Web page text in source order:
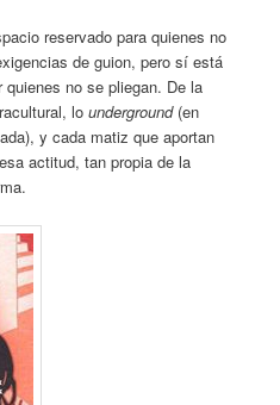
reservado para quienes no
de guion, pero sí está
no se pliegan. De la
lounderground(en
y cada matiz que aportan
actitud, tan propia de la